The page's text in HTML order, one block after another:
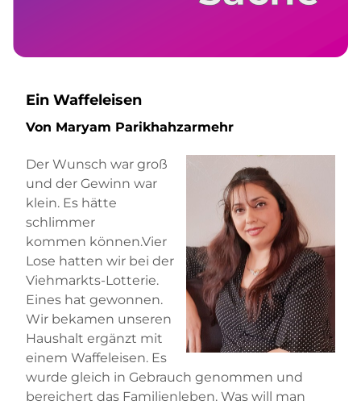
Ein Waffeleisen
Von Maryam Parikhahzarmehr
Der Wunsch war groß
und der Gewinn war
klein. Es hätte
schlimmer
kommen können.Vier
Lose hatten wir bei der
Viehmarkts-Lotterie.
Eines hat gewonnen.
Wir bekamen unseren
Haushalt ergänzt mit
einem Waffeleisen. Es
wurde gleich in Gebrauch genommen und
bereichert das Familienleben. Was will man